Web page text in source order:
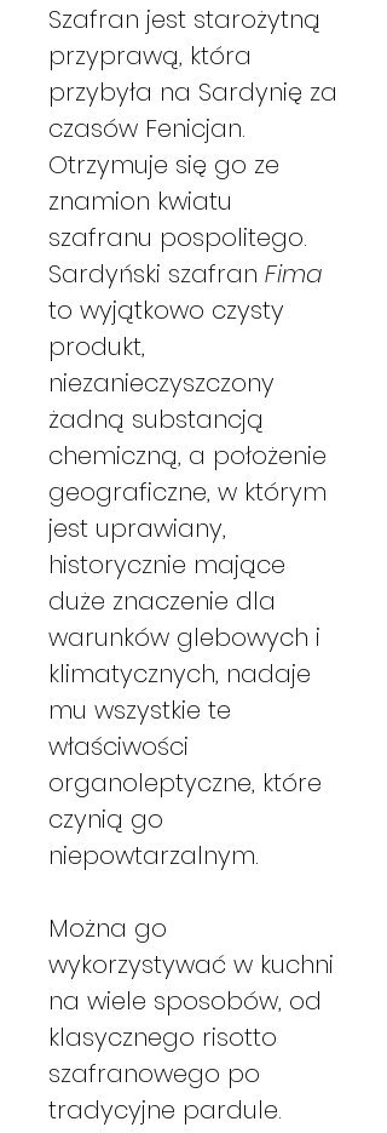
Szafran jest starożytną
przyprawą, która
przybyła na Sardynię za
czasów Fenicjan.
Otrzymuje się go ze
znamion kwiatu
szafranu pospolitego.
Sardyński szafran Fima
to wyjątkowo czysty
produkt,
niezanieczyszczony
żadną substancją
chemiczną, a położenie
geograficzne, w którym
jest uprawiany,
historycznie mające
duże znaczenie dla
warunków glebowych i
klimatycznych, nadaje
mu wszystkie te
właściwości
organoleptyczne, które
czynią go
niepowtarzalnym.
Można go
wykorzystywać w kuchni
na wiele sposobów, od
klasycznego risotto
szafranowego po
tradycyjne pardule.